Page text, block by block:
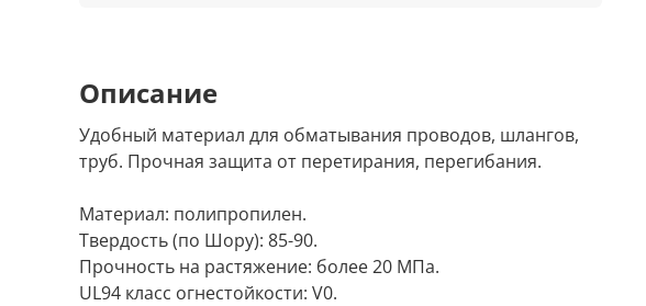
Описание
Удобный материал для обматывания проводов, шлангов,
труб. Прочная защита от перетирания, перегибания.
Материал: полипропилен.
Твердость (по Шору): 85-90.
Прочность на растяжение: более 20 МПа.
UL94 класс огнестойкости: V0.